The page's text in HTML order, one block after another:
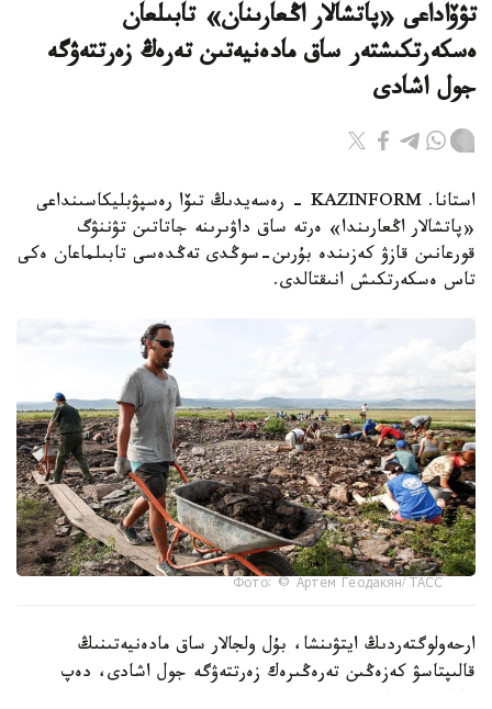
تۋۆاداعى «پاتشالار اڭعارىنان» تابىلعان
ەسكەرتكىشتەر ساق مادەنيەتىن تەرەڭ زەرتتەۋگە
جول اشادى
استانا. KAZINFORM - رەسەيدىڭ تىۆا رەسپۋبليكاسىنداعى
«پاتشالار اڭعارىندا» ەرتە ساق داۋىرىنە جاتاتىن تۋننۋگ
قورعانىن قازۋ كەزىندە بۇرىن-سوڭدى تەڭدەسى تابىلماعان ەكى
تاس ەسكەرتكىش انىقتالدى.
Фото: © Артем Геодакян/ ТАСС
ارحەولوگتەردىڭ ايتۋىنشا، بۇل ولجالار ساق مادەنيەتىنىڭ
قالىپتاسۋ كەزەڭىن تەرەڭىرەك زەرتتەۋگە جول اشادى، دەپ